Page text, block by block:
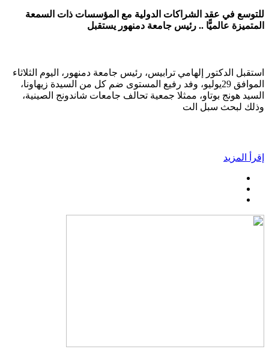
للتوسع في عقد الشراكات الدولية مع المؤسسات ذات السمعة
المتميزة عالميًّا .. رئيس جامعة دمنهور يستقبل
استقبل الدكتور إلهامي ترابيس، رئيس جامعة دمنهور، اليوم الثلاثاء
الموافق 29يوليو، وفد رفيع المستوى ضم كل من السيدة زيهاونا،
السيد هونج بوتاو، ممثلا جمعية تحالف جامعات شاندونج الصينية،
وذلك لبحث سبل الت
إقرأ المزيد